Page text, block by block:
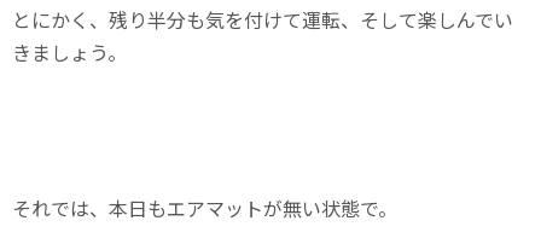
とにかく、残り半分も気を付けて運転、そして楽しんでい
きましょう。
それでは、本日もエアマットが無い状態で。